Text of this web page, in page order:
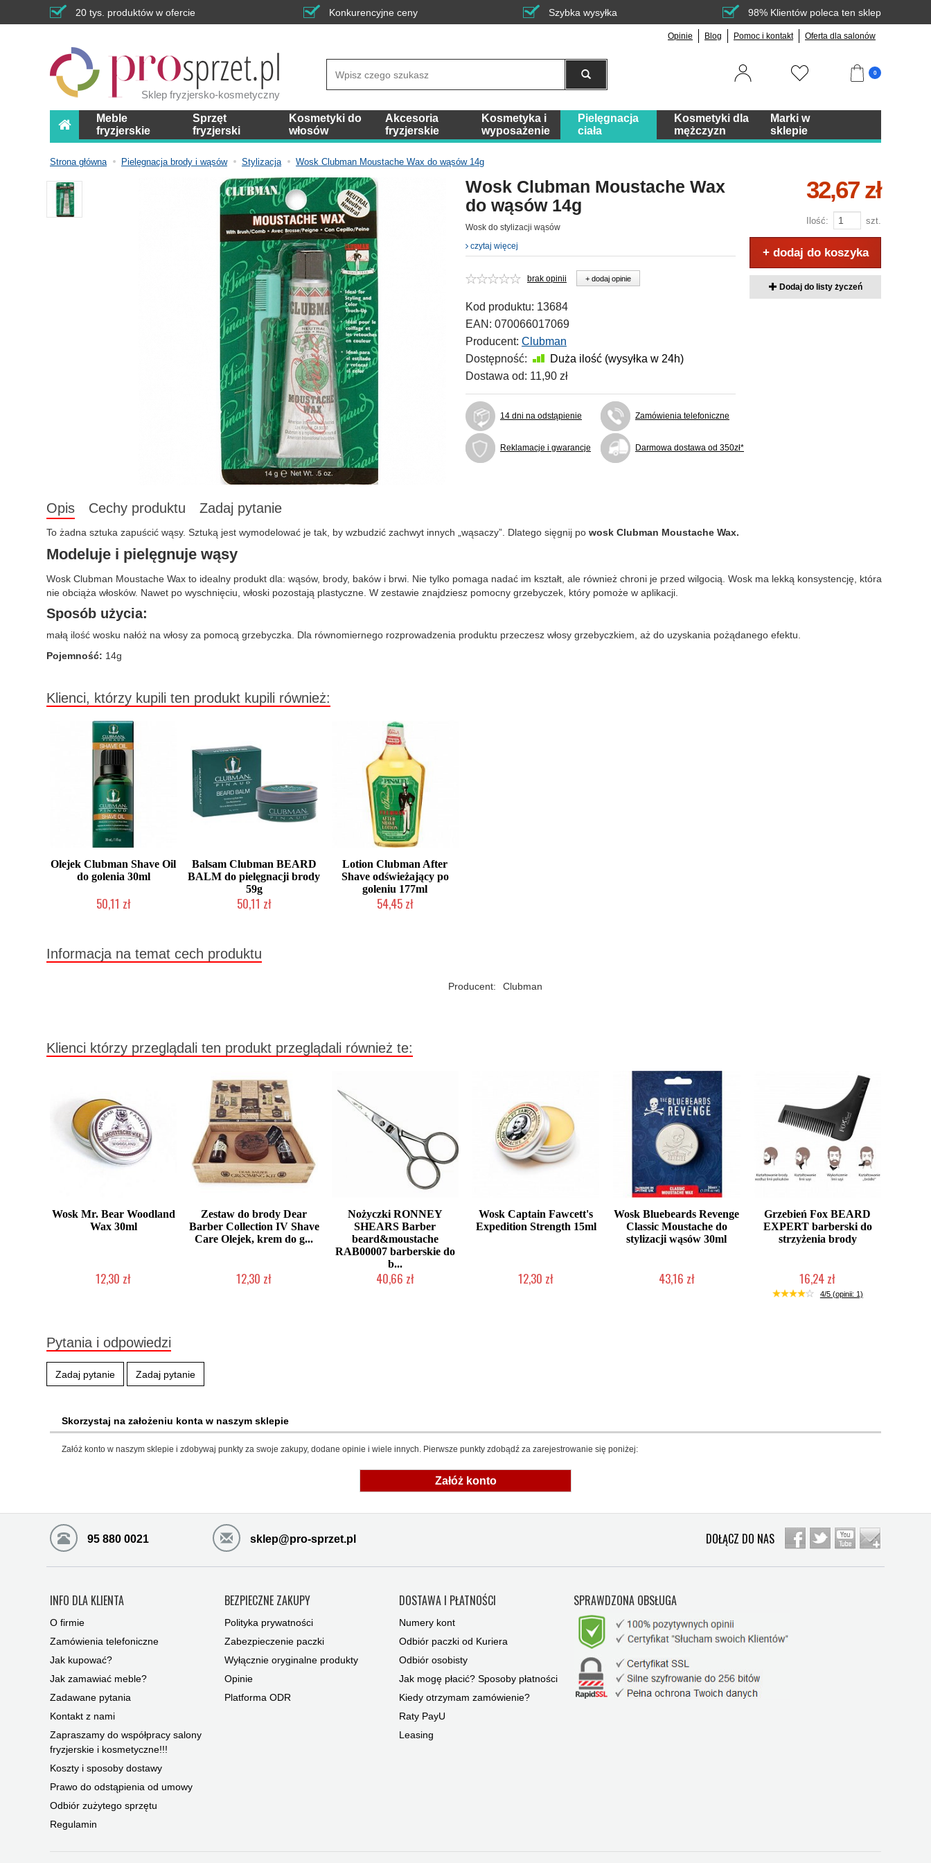
20 tys. produktów w ofercie Konkurencyjne ceny Szybka wysyłka 98% Klientów poleca ten sklep
Opinie Blog Pomoc i kontakt Oferta dla salonów
Sklep fryzjersko-kosmetyczny
0
Meble
fryzjerskie
Sprzęt
fryzjerski
Kosmetyki do
włosów
Akcesoria
fryzjerskie
Kosmetyka i
wyposażenie
Pielęgnacja
ciała
Kosmetyki dla
mężczyzn
Marki w
sklepie
Strona główna Pielęgnacja brody i wąsów Stylizacja Wosk Clubman Moustache Wax do wąsów 14g
Wosk Clubman Moustache Wax
do wąsów 14g
Wosk do stylizacji wąsów
czytaj więcej
brak opinii + dodaj opinie
Kod produktu: 13684
EAN: 070066017069
Producent: Clubman
Dostępność:
Duża ilość (wysyłka w 24h)
Dostawa od: 11,90 zł
14 dni na odstąpienie Zamówienia telefoniczne
Reklamacje i gwarancje Darmowa dostawa od 350zł*
32,67 zł
Ilość: szt.
+ dodaj do koszyka
Dodaj do listy życzeń
Opis Cechy produktu Zadaj pytanie
To żadna sztuka zapuścić wąsy. Sztuką jest wymodelować je tak, by wzbudzić zachwyt innych „wąsaczy”. Dlatego sięgnij po wosk Clubman Moustache Wax.
Modeluje i pielęgnuje wąsy
Wosk Clubman Moustache Wax to idealny produkt dla: wąsów, brody, baków i brwi. Nie tylko pomaga nadać im kształt, ale również chroni je przed wilgocią. Wosk ma lekką konsystencję, która
nie obciąża włosków. Nawet po wyschnięciu, włoski pozostają plastyczne. W zestawie znajdziesz pomocny grzebyczek, który pomoże w aplikacji.
Sposób użycia:
małą ilość wosku nałóż na włosy za pomocą grzebyczka. Dla równomiernego rozprowadzenia produktu przeczesz włosy grzebyczkiem, aż do uzyskania pożądanego efektu.
Pojemność: 14g
Klienci, którzy kupili ten produkt kupili również:
Olejek Clubman Shave Oil
do golenia 30ml
50,11 zł
Balsam Clubman BEARD
BALM do pielęgnacji brody
59g
50,11 zł
Lotion Clubman After
Shave odświeżający po
goleniu 177ml
54,45 zł
Informacja na temat cech produktu
Producent: Clubman
Klienci którzy przeglądali ten produkt przeglądali również te:
Wosk Mr. Bear Woodland
Wax 30ml
12,30 zł
Zestaw do brody Dear
Barber Collection IV Shave
Care Olejek, krem do g...
12,30 zł
Nożyczki RONNEY
SHEARS Barber
beard&moustache
RAB00007 barberskie do
b...
40,66 zł
Wosk Captain Fawcett's
Expedition Strength 15ml
12,30 zł
Wosk Bluebeards Revenge
Classic Moustache do
stylizacji wąsów 30ml
43,16 zł
Grzebień Fox BEARD
EXPERT barberski do
strzyżenia brody
16,24 zł
Chwilowo niedostępny
4/5 (opinii: 1)
Pytania i odpowiedzi
Zadaj pytanie Zadaj pytanie
Skorzystaj na założeniu konta w naszym sklepie
Załóż konto w naszym sklepie i zdobywaj punkty za swoje zakupy, dodane opinie i wiele innych. Pierwsze punkty zdobądź za zarejestrowanie się poniżej:
Załóż konto
95 880 0021 sklep@pro-sprzet.pl DOŁĄCZ DO NAS
INFO DLA KLIENTA
O firmie
Zamówienia telefoniczne
Jak kupować?
Jak zamawiać meble?
Zadawane pytania
Kontakt z nami
Zapraszamy do współpracy salony
fryzjerskie i kosmetyczne!!!
Koszty i sposoby dostawy
Prawo do odstąpienia od umowy
Odbiór zużytego sprzętu
Regulamin
BEZPIECZNE ZAKUPY
Polityka prywatności
Zabezpieczenie paczki
Wyłącznie oryginalne produkty
Opinie
Platforma ODR
DOSTAWA I PŁATNOŚCI
Numery kont
Odbiór paczki od Kuriera
Odbiór osobisty
Jak mogę płacić? Sposoby płatności
Kiedy otrzymam zamówienie?
Raty PayU
Leasing
SPRAWDZONA OBSŁUGA